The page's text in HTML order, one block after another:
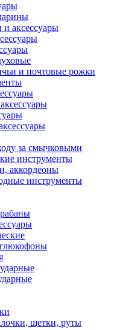
аксессуары
и почтовые рожки
за смычковыми
инструменты
аккордеоны
инструменты
щетки, руты